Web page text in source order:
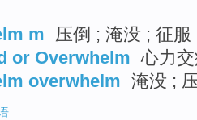
m 压倒 ; 淹没 ; 征服
or Overwhelm 心力
overwhelm 淹没 ;